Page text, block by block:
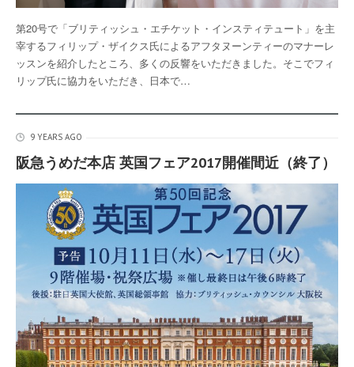
第20号で「ブリティッシュ・エチケット・インスティテュート」を主
宰するフィリップ・ザイクス氏によるアフタヌーンティーのマナーレ
ッスンを紹介したところ、多くの反響をいただきました。そこでフィ
リップ氏に協力をいただき、日本で…
9 YEARS AGO
阪急うめだ本店 英国フェア2017開催間近（終了）